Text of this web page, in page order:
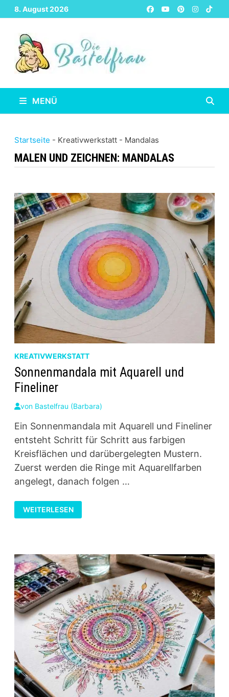
Zurück
zum
Inhalt
8. August 2026
MENÜ
Startseite - Kreativwerkstatt- Mandalas
MALEN UND ZEICHNEN: MANDALAS
KREATIVWERKSTATT
Sonnenmandala mit Aquarell und
Fineliner
von Bastelfrau (Barbara)
Ein Sonnenmandala mit Aquarell und Fineliner
entsteht Schritt für Schritt aus farbigen
Kreisflächen und darübergelegten Mustern.
Zuerst werden die Ringe mit Aquarellfarben
angelegt, danach folgen …
SONNENMANDALA
MIT
AQUARELL
WEITERLESEN